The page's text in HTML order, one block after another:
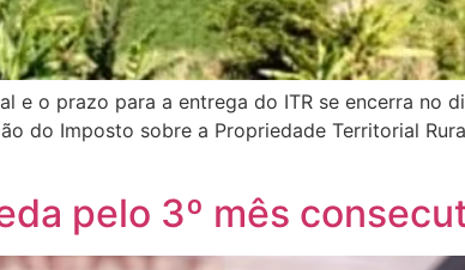
e o prazo para a entrega do ITR se encerra no
do Imposto sobre a Propriedade Territorial
pelo 3º mês